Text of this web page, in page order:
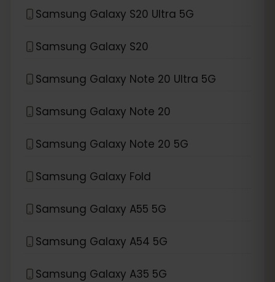
Samsung Galaxy S20 Ultra 5G
Samsung Galaxy S20
Samsung Galaxy Note 20 Ultra 5G
Samsung Galaxy Note 20
Samsung Galaxy Note 20 5G
Samsung Galaxy Fold
Samsung Galaxy A55 5G
Samsung Galaxy A54 5G
Samsung Galaxy A35 5G